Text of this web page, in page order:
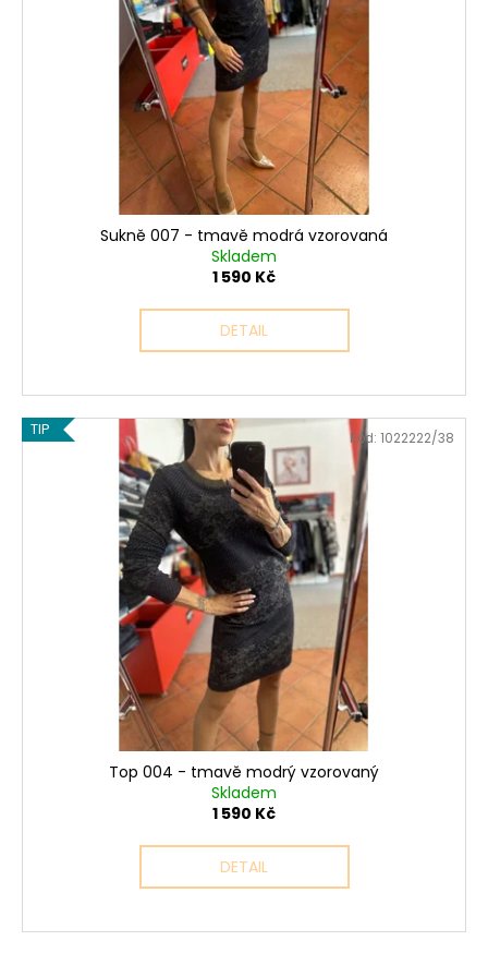
Sukně 007 - tmavě modrá vzorovaná
Skladem
1 590 Kč
DETAIL
TIP
Top 004 - tmavě modrý vzorovaný
Skladem
1 590 Kč
DETAIL
Kód: 1022222/38